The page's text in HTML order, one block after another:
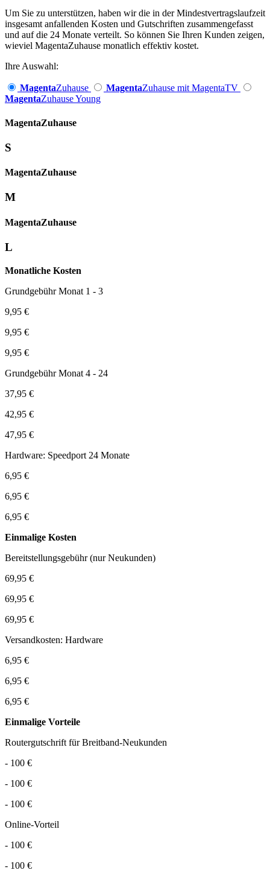
Um Sie zu unterstützen, haben wir die in der Mindestvertragslaufzeit
insgesamt anfallenden Kosten und Gutschriften zusammengefasst
und auf die 24 Monate verteilt. So können Sie Ihren Kunden zeigen,
wieviel MagentaZuhause monatlich effektiv kostet.
Ihre Auswahl:
MagentaZuhause MagentaZuhause mit MagentaTV
MagentaZuhause Young
Magenta­Zuhause
S
Magenta­Zuhause
M
Magenta­Zuhause
L
Monatliche Kosten
Grundgebühr Monat 1 - 3
9,95 €
9,95 €
9,95 €
Grundgebühr Monat 4 - 24
37,95 €
42,95 €
47,95 €
Hardware: Speedport 24 Monate
6,95 €
6,95 €
6,95 €
Einmalige Kosten
Bereitstellungsgebühr (nur Neukunden)
69,95 €
69,95 €
69,95 €
Versandkosten: Hardware
6,95 €
6,95 €
6,95 €
Einmalige Vorteile
Routergutschrift für Breitband-Neukunden
- 100 €
- 100 €
- 100 €
Online-Vorteil
- 100 €
- 100 €